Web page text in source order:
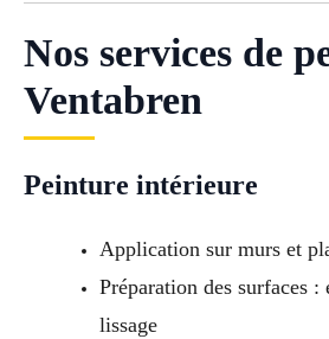
Nos services de
Ventabren
Peinture intérieure
Application sur murs et
Préparation des surfaces :
lissage